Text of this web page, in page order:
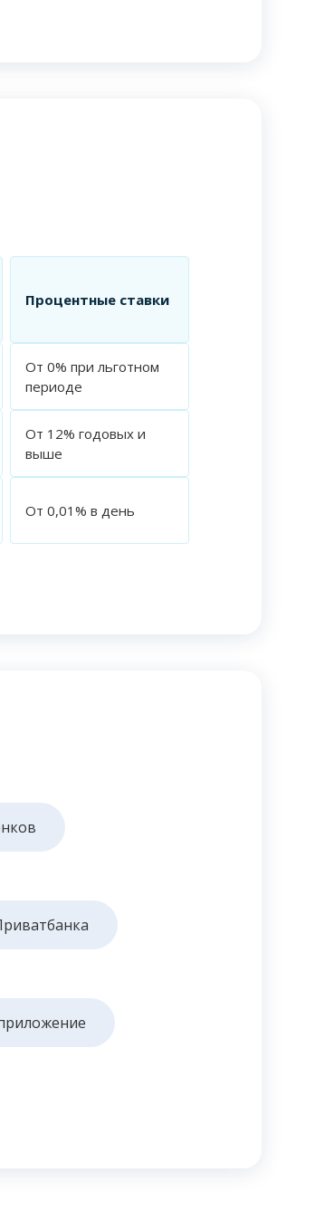
Процентные ставки
От 0% при льготном
периоде
От 12% годовых и
выше
От 0,01% в день